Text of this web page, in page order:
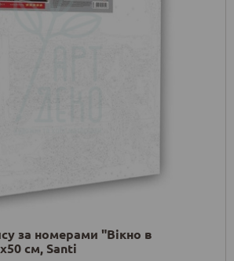
за номерами "Вікно в
см, Santi